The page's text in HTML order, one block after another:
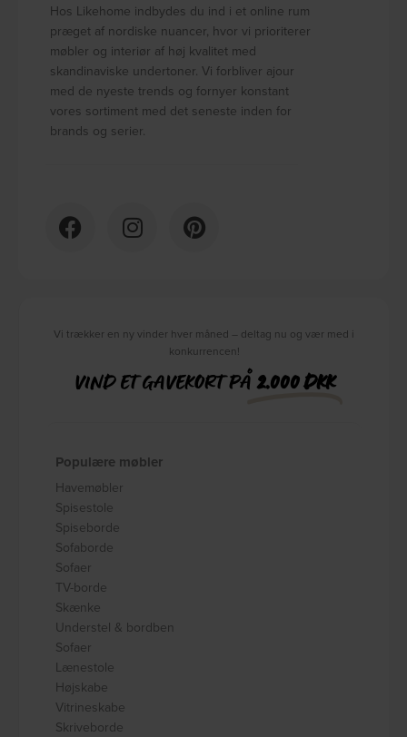
Hos Likehome indbydes du ind i et online rum
præget af nordiske nuancer, hvor vi prioriterer
møbler og interiør af høj kvalitet med
skandinaviske undertoner. Vi forbliver ajour
med de nyeste trends og fornyer konstant
vores sortiment med det seneste inden for
brands og serier.
Vi trækker en ny vinder hver måned – deltag nu og vær med i
konkurrencen!
VIND ET GAVEKORT PÅ2.000 DKK
Populære møbler
Havemøbler
Spisestole
Spiseborde
Sofaborde
Sofaer
TV-borde
Skænke
Understel & bordben
Sofaer
Lænestole
Højskabe
Vitrineskabe
Skriveborde